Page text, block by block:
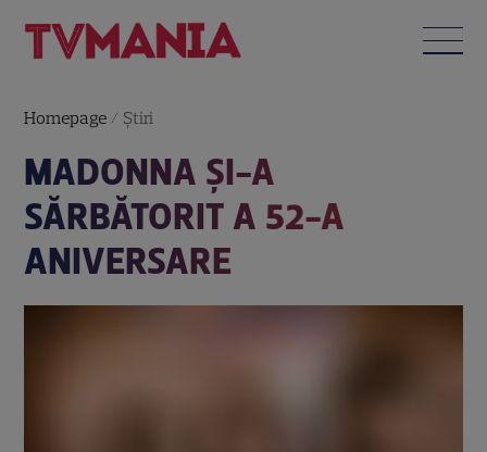
Homepage / Știri
MADONNA ŞI-A
SĂRBĂTORIT A 52-A
ANIVERSARE